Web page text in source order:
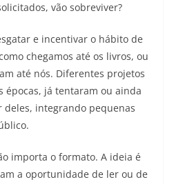
vão sobreviver?
e incentivar o hábito de
chegamos até os livros, ou
até nós. Diferentes projetos
épocas, já tentaram ou ainda
integrando pequenas
importa o formato. A ideia é
a oportunidade de ler ou de